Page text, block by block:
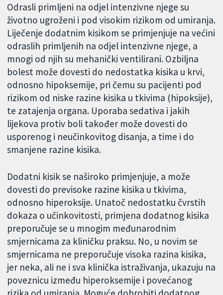
Odrasli primljeni na odjel intenzivne njege su
životno ugroženi i pod visokim rizikom od umiranja.
Liječenje dodatnim kisikom se primjenjuje na većini
odraslih primljenih na odjel intenzivne njege, a
mnogi od njih su mehanički ventilirani. Ozbiljna
bolest može dovesti do nedostatka kisika u krvi,
odnosno hipoksemije, pri čemu su pacijenti pod
rizikom od niske razine kisika u tkivima (hipoksije),
te zatajenja organa. Uporaba sedativa i jakih
lijekova protiv boli također može dovesti do
usporenog i neučinkovitog disanja, a time i do
smanjene razine kisika.
Dodatni kisik se naširoko primjenjuje, a može
dovesti do previsoke razine kisika u tkivima,
odnosno hiperoksije. Unatoč nedostatku čvrstih
dokaza o učinkovitosti, primjena dodatnog kisika
preporučuje se u mnogim međunarodnim
smjernicama za kliničku praksu. No, u novim se
smjernicama ne preporučuje visoka razina kisika,
jer neka, ali ne i sva klinička istraživanja, ukazuju na
poveznicu između hiperoksemije i povećanog